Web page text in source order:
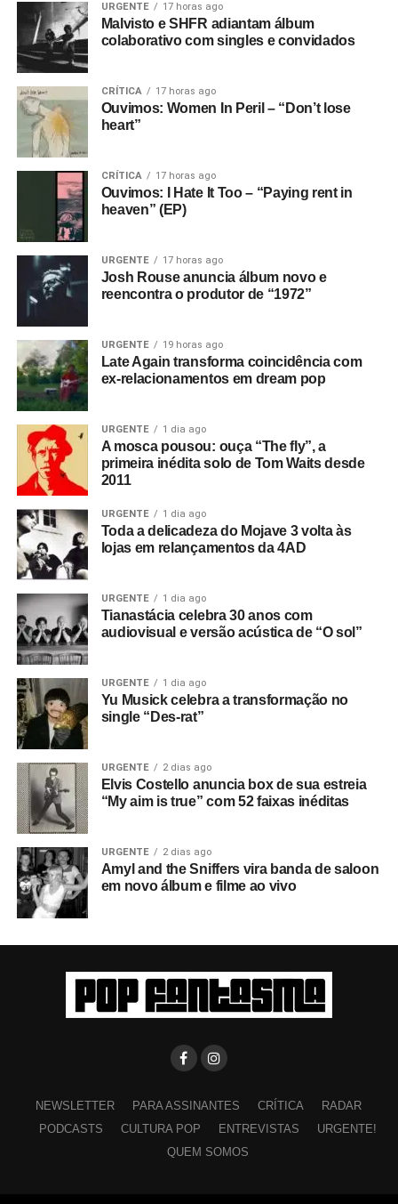
URGENTE 17 horas ago
Malvisto e SHFR adiantam álbum
colaborativo com singles e convidados
CRÍTICA 17 horas ago
Ouvimos: Women In Peril – “Don’t lose
heart”
CRÍTICA 17 horas ago
Ouvimos: I Hate It Too – “Paying rent in
heaven” (EP)
URGENTE 17 horas ago
Josh Rouse anuncia álbum novo e
reencontra o produtor de “1972”
URGENTE 19 horas ago
Late Again transforma coincidência com
ex-relacionamentos em dream pop
URGENTE 1 dia ago
A mosca pousou: ouça “The fly”, a
primeira inédita solo de Tom Waits desde
2011
URGENTE 1 dia ago
Toda a delicadeza do Mojave 3 volta às
lojas em relançamentos da 4AD
URGENTE 1 dia ago
Tianastácia celebra 30 anos com
audiovisual e versão acústica de “O sol”
URGENTE 1 dia ago
Yu Musick celebra a transformação no
single “Des-rat”
URGENTE 2 dias ago
Elvis Costello anuncia box de sua estreia
“My aim is true” com 52 faixas inéditas
URGENTE 2 dias ago
Amyl and the Sniffers vira banda de saloon
em novo álbum e filme ao vivo
NEWSLETTER PARA ASSINANTES CRÍTICA
RADAR
PODCASTS
CULTURA POP ENTREVISTAS
URGENTE!
QUEM SOMOS